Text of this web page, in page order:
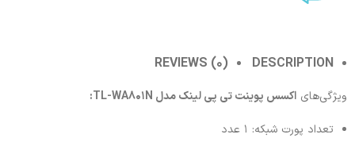
DESCRIPTION
REVIEWS (0)
ویژگی‌های اکسس پوینت تی پی لینک مدل TL-WA801N:
تعداد پورت شبکه: 1 عدد